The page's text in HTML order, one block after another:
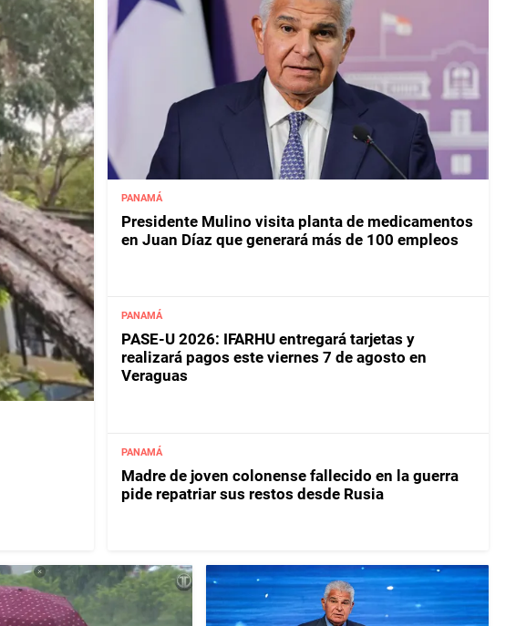
PANAMÁ
Presidente Mulino visita planta de medicamentos
en Juan Díaz que generará más de 100 empleos
PANAMÁ
PASE-U 2026: IFARHU entregará tarjetas y
realizará pagos este viernes 7 de agosto en
Veraguas
PANAMÁ
Madre de joven colonense fallecido en la guerra
pide repatriar sus restos desde Rusia